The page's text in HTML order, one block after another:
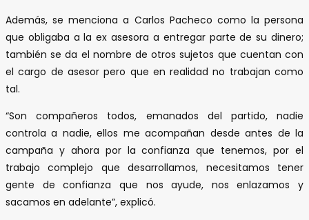
Además, se menciona a Carlos Pacheco como la persona
que obligaba a la ex asesora a entregar parte de su dinero;
también se da el nombre de otros sujetos que cuentan con
el cargo de asesor pero que en realidad no trabajan como
tal.
“Son compañeros todos, emanados del partido, nadie
controla a nadie, ellos me acompañan desde antes de la
campaña y ahora por la confianza que tenemos, por el
trabajo complejo que desarrollamos, necesitamos tener
gente de confianza que nos ayude, nos enlazamos y
sacamos en adelante”, explicó.